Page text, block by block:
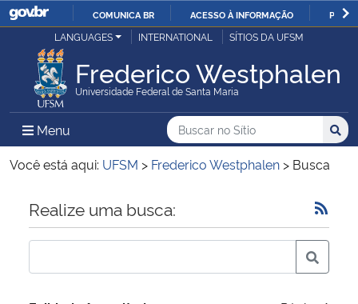
IR
O
COMUNICA BR ACESSO À INFORMAÇÃO
Ministério da Justiça e Segurança Pública
Ministério da Defesa
Ministério das Relações Exteriores
Ministério da Economia
Ministério da Infraestrutura
LANGUAGES INTERNATIONAL SÍTIOS DA UFSM
Frederico Westphalen
Universidade Federal de Santa Maria
Menu Menu Principal do Sítio
Busca
Buscar no no Sítio
Busca:
Você está aqui: UFSM > Frederico Westphalen > Busca
Início do conteúdo
Realize uma busca: